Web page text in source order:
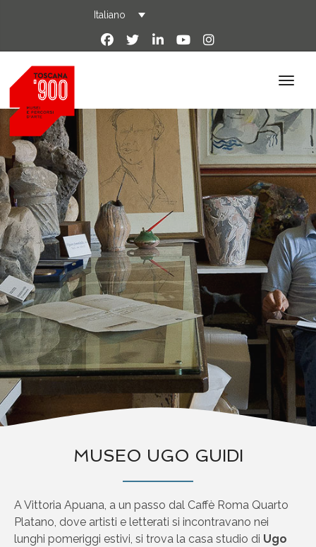
Italiano
MUSEO UGO GUIDI
A Vittoria Apuana, a un passo dal Caffè Roma Quarto
Platano, dove artisti e letterati si incontravano nei
lunghi pomeriggi estivi, si trova la casa studio di Ugo